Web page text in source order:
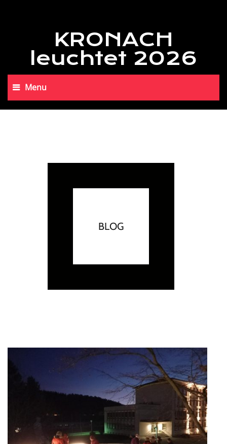
KRONACH
leuchtet 2026
Menu
BLOG